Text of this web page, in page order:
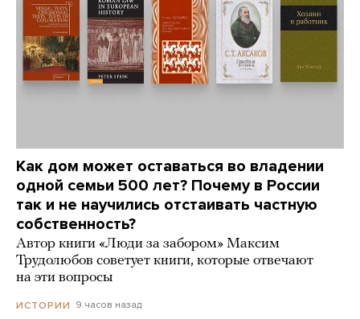
Как дом может оставаться во владении
одной семьи 500 лет? Почему в России
так и не научились отстаивать частную
собственность?
Автор книги «Люди за забором» Максим
Трудолюбов советует книги, которые отвечают
на эти вопросы
ИСТОРИИ 9 часов назад